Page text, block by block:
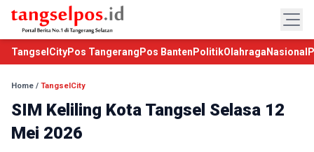
TangselCityPos Tangerang Pos Banten PolitikOlahraga Nasional
Home / TangselCity
SIM Keliling Kota Tangsel Selasa 12
Mei 2026